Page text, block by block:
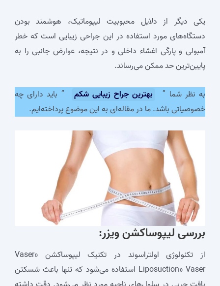
یکی دیگر از دلایل محبوبیت لیپوماتیک، هوشمند بودن
دستگاه‌های مورد استفاده در این جراحی زیبایی است که خطر
آمبولی و پارگی اغشاء داخلی و در نتیجه، عوارض جانبی را به
پایین‌ترین حد ممکن می‌رساند.
به نظر شما ” بهترین جراح زیبایی شکم
” باید دارای چه
خصوصیاتی باشد. ما در مقاله‌ای به این موضوع پرداخته‌ایم.
بررسی لیپوساکشن ویزر:
از تکنولوژی اولتراسوند در تکنیک لیپوساکشن «Vaser
Liposuction» Vaser استفاده می‌شود که تنها باعث شسکتن